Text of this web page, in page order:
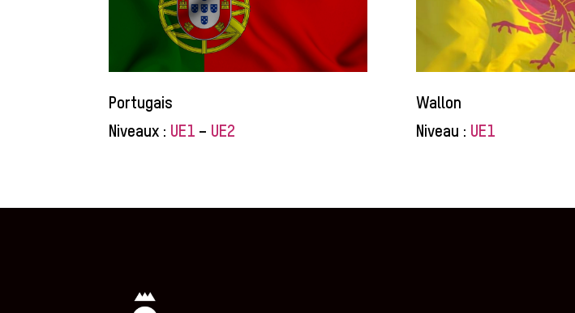
Portugais
Niveaux : UE1 – UE2
Wallon
Niveau : UE1